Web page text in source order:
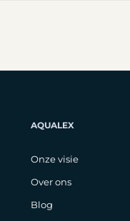
AQUALEX
Onze visie
Over ons
Blog